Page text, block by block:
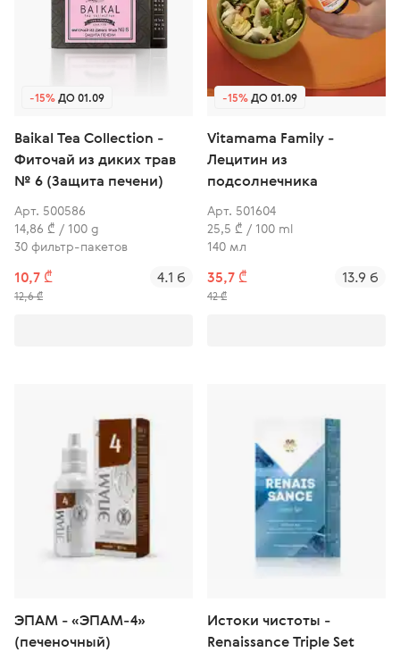
-15%ДО 01.09
Baikal Tea Collection -
Фиточай из диких трав
№ 6 (Защита печени)
Арт. 500586
14,86 ₾ / 100 g
30 фильтр-пакетов
10,7 ₾
12,6 ₾
4.1 б
-15%ДО 01.09
Vitamama Family -
Лецитин из
подсолнечника
Арт. 501604
25,5 ₾ / 100 ml
140 мл
35,7 ₾
42 ₾
13.9 б
ЭПАМ - «ЭПАМ-4»
(печеночный)
Истоки чистоты -
Renaissance Triple Set